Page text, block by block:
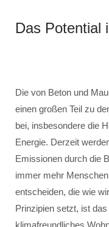
Das Potential
Die von Beton und
einen großen Teil zu
bei, insbesondere die
Energie. Derzeit
Emissionen durch die
immer mehr
entscheiden, die wie
Prinzipien setzt, ist
klimafreundliches